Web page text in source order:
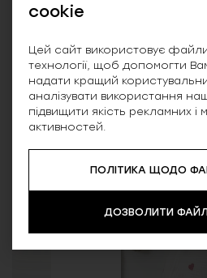
SALE
cookie
Цей сайт використовує
технології, щоб допомогти Вам
надати кращий
аналізувати використання
підвищити якість рекламних і
активностей.
ПОЛІТИКА ЩОДО
ДОЗВОЛИТИ